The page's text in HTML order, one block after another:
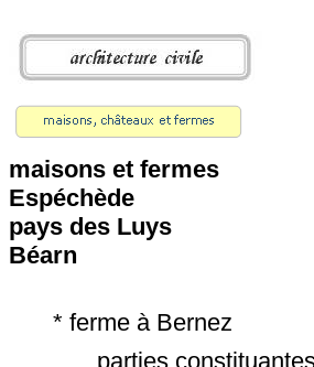
maisons et fermes
Espéchède
pays des Luys
Béarn
* ferme à Bernez
parties